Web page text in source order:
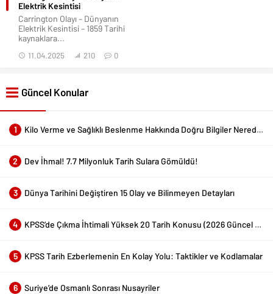
Elektrik Kesintisi
Carrington Olayı – Dünyanın
Elektrik Kesintisi – 1859 Tarihi
kaynaklara...
11.04.2025 210 0
Güncel Konular
1 Kilo Verme ve Sağlıklı Beslenme Hakkında Doğru Bilgiler Nerede Bulunur?
2 Dev İhmal! 7.7 Milyonluk Tarih Sulara Gömüldü!
3 Dünya Tarihini Değiştiren 15 Olay ve Bilinmeyen Detayları
4 KPSS’de Çıkma İhtimali Yüksek 20 Tarih Konusu (2026 Güncel Liste)
5 KPSS Tarih Ezberlemenin En Kolay Yolu: Taktikler ve Kodlamalar
6 Suriye’de Osmanlı Sonrası Nusayriler